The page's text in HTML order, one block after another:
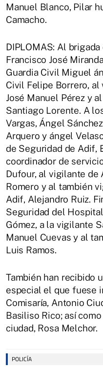
Manuel Blanco, Pilar
Camacho.
DIPLOMAS: Al
Francisco José
Guardia Civil Miguel
Civil Felipe Borrero,
José Manuel Pérez y
Santiago Lorente. A
Vargas, Ángel
Arquero y ángel
de Seguridad de Adif,
coordinador de
Dufour, al vigilante
Romero y al también
Adif, Alejandro Ruiz.
Seguridad del
Gómez, a la vigilante
Manuel Cuevas y al
Luis Ramos.
También han recibido
especial el que fuese
Comisaría, Antonio
Basiliso Rico; así
ciudad, Rosa Melchor.
POLICÍA